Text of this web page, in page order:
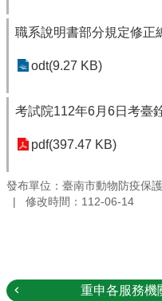
職系說明書部分規定修正
odt(9.27 KB)
考試院112年6月6日考臺
pdf(397.47 KB)
發布單位：臺南市動物防疫保
修改時間：112-06-14
重申各服務機